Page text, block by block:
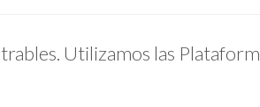
Utilizamos las